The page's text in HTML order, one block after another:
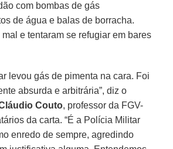
com bombas de gás
de água e balas de borracha.
e tentaram se refugiar em bares
levou gás de pimenta na cara. Foi
absurda e arbitrária”, diz o
Couto, professor da FGV-
da carta. “É a Polícia Militar
enredo de sempre, agredindo